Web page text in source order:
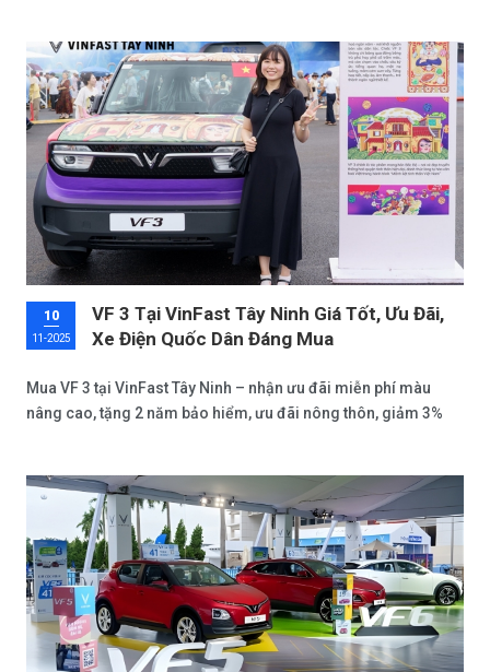
10
11-2025
VF 3 Tại VinFast Tây Ninh Giá Tốt, Ưu Đãi,
Xe Điện Quốc Dân Đáng Mua
Mua VF 3 tại VinFast Tây Ninh – nhận ưu đãi miễn phí màu
nâng cao, tặng 2 năm bảo hiểm, ưu đãi nông thôn, giảm 3%